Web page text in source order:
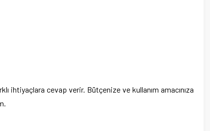
ihtiyaçlara cevap verir. Bütçenize ve kullanım amacınıza